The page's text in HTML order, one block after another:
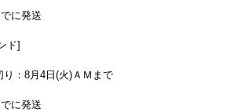
に発送
ド]
り：8月4日(火)ＡＭまで
に発送